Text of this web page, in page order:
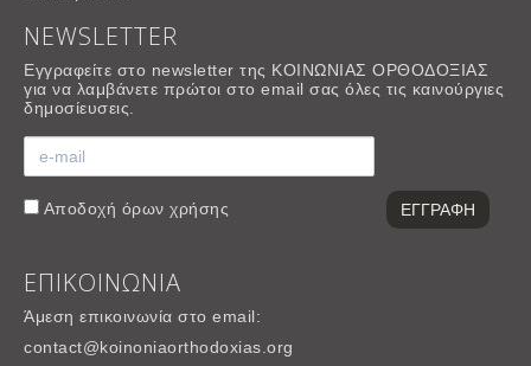
NEWSLETTER
Εγγραφείτε στο newsletter της ΚΟΙΝΩΝΙΑΣ ΟΡΘΟΔΟΞΙΑΣ
για να λαμβάνετε πρώτοι στο email σας όλες τις καινούργιες
δημοσίευσεις.
Αποδοχή όρων χρήσης
ΕΠΙΚΟΙΝΩΝΙΑ
Άμεση επικοινωνία στο email:
contact@koinoniaorthodoxias.org